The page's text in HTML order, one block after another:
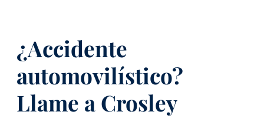
¿Accidente
automovilístico?
Llame a Crosley